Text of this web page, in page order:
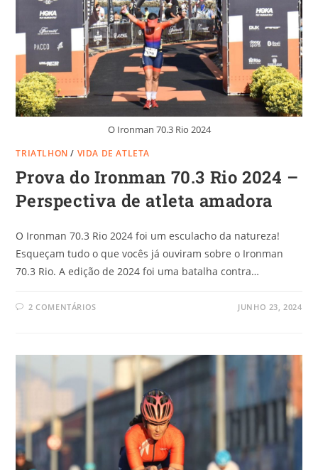
O Ironman 70.3 Rio 2024
TRIATLHON / VIDA DE ATLETA
Prova do Ironman 70.3 Rio 2024 –
Perspectiva de atleta amadora
O Ironman 70.3 Rio 2024 foi um esculacho da natureza!
Esqueçam tudo o que vocês já ouviram sobre o Ironman
70.3 Rio. A edição de 2024 foi uma batalha contra…
2 COMENTÁRIOS JUNHO 23, 2024